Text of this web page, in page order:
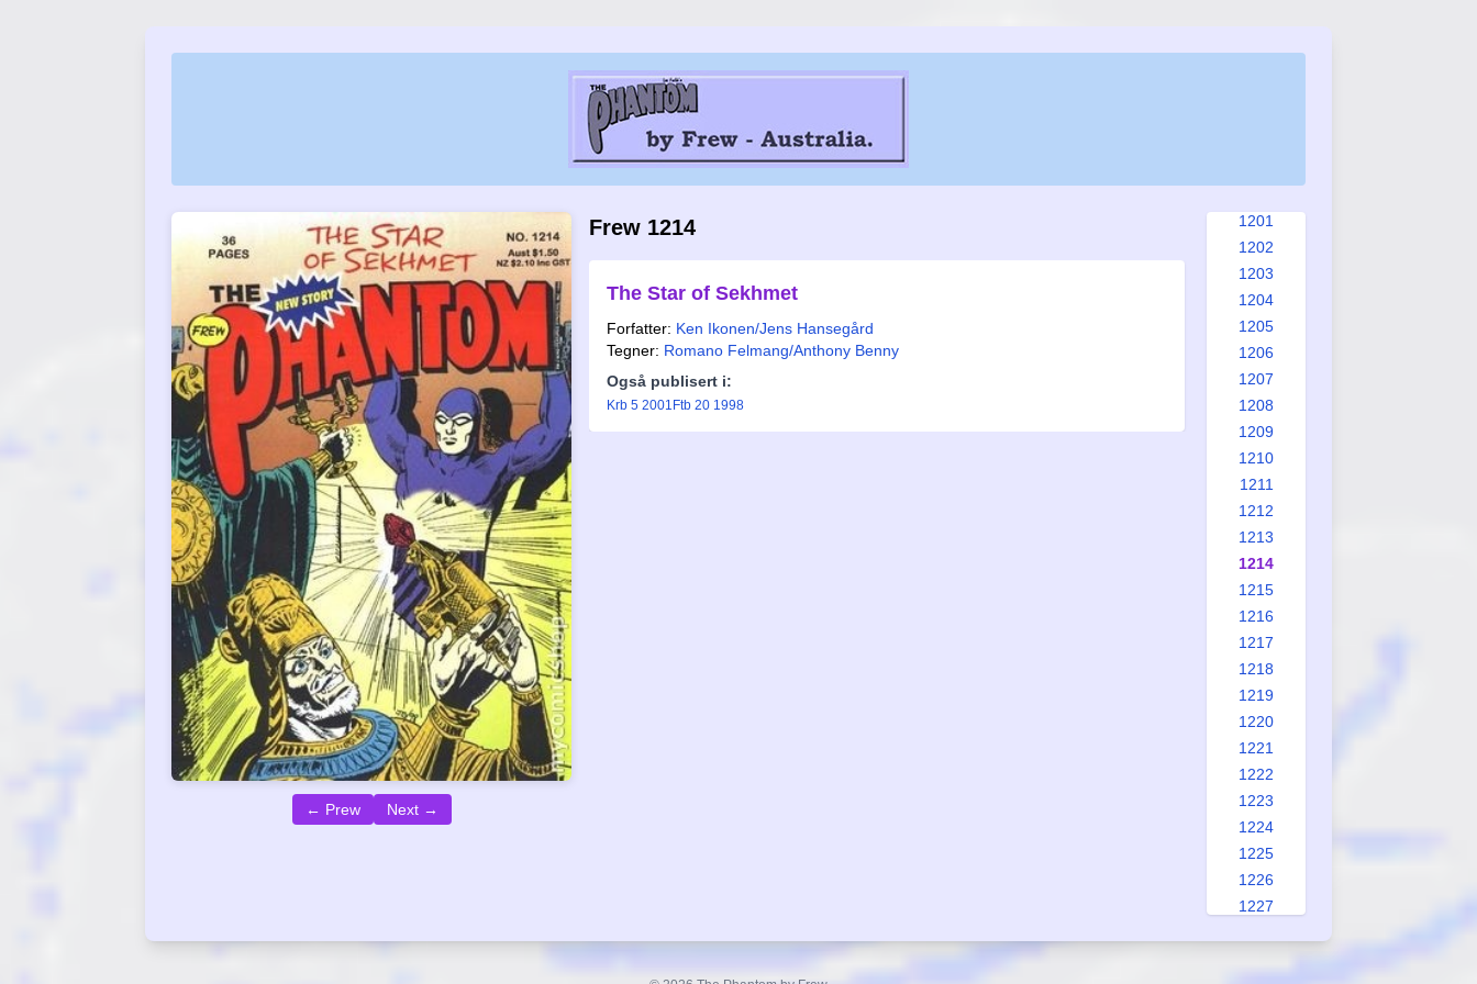
← Prew Next →
Frew 1214
The Star of Sekhmet
Forfatter: Ken Ikonen/Jens Hansegård
Tegner: Romano Felmang/Anthony Benny
Også publisert i:
Krb 5 2001 Ftb 20 1998
1201
1202
1203
1204
1205
1206
1207
1208
1209
1210
1211
1212
1213
1214
1215
1216
1217
1218
1219
1220
1221
1222
1223
1224
1225
1226
1227